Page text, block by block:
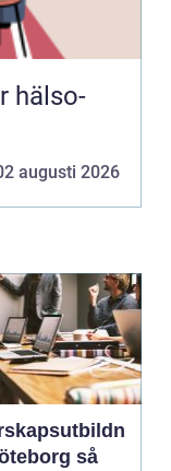
augusti 2026
så